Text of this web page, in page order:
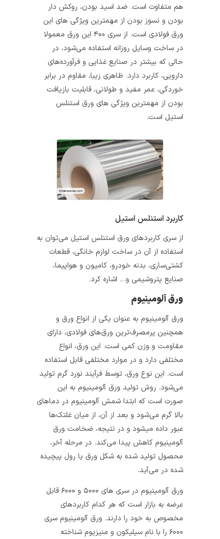
هم متفاوت است. ضد اسید بودن، روکش دار
بودن و نسوز بودن از مهمترین ویژگی های این
ورق فولادی است. از سری ۴۰۰ این ورق معمولا
در ساخت وسایل روزانه استفاده می‌شود، در
حالی که بیشتر در صنایع غذایی و فرآورده‌های
دارویی، کاربرد دارد. ظاهری زیبا، مقاوم در برابر
خوردگی، عمر مفید و طولانی، قابلیت بازیافت
بودن از مهمترین ویژگی های ورق استنلس
استیل است.
کاربرد استنلس استیل
از سری کاربردهای ورق استنلس استیل می‌توان به
استفاده از آن در ساخت لوازم خانگی، قطعات
کشتی‌ساری، بدنه خودرو، کامیون و هواپیما،
صنایع پتروشیمی و… اشاره کرد.
ورق آلومینیوم
ورق‌ آلومینیوم به عنوان یکی از انواع ورق و
همچنین پرمصرف‌ترین ورق‌های فولادی، دارای
مقاومت و وزن کمی است. این ورق، انواع
مختلفی دارد و در موارد مختلفی قابل استفاده
است. این نوع ورق، توسط فرآیند نورد گرم تولید
می‌شود. روش تولید ورق آلومینیوم به این
صورت است که ابتدا شمش آلومینیوم در دماهای
بالا گرم می‌شود و بعد از آن، از میان غلتک‌ها
عبور داده می‎شود و در نتیجه، ضخامت ورق
آلومینیوم کاهش پیدا می‌کند. در مرحله آخر،
محصول تولید شده به شکل ورق یا رول پیچیده
شده در می‌آید.
ورق آلومینیوم در سری های ۵۰۰۰ و ۶۰۰۰ قابل
عرضه به بازار است که هر کدام کاربردهای
مخصوص به خود را دارند. ورق آلومینیوم سری
۶۰۰۰ را با نام سیلیکون و منیزیوم شناخته